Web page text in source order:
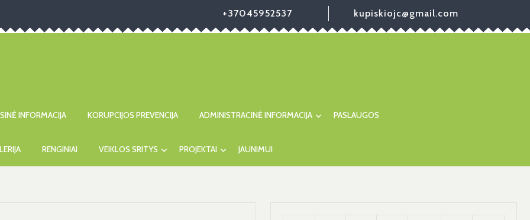
+37045952537 kupiskiojc@gmail.com
INFORMACIJA KORUPCIJOS PREVENCIJA ADMINISTRACINĖ INFORMACIJA PASLAUGOS
RENGINIAI VEIKLOS SRITYS PROJEKTAI JAUNIMUI